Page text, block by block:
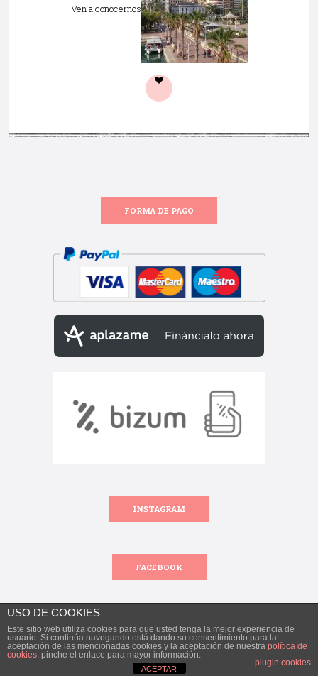
Ven a conocernos
FORMA DE PAGO
INSTAGRAM
FACEBOOK
Todos los derechos reservados.
© 2018 Encantoalicante.com. Todos los derechos reservados.
USO DE COOKIES
Este sitio web utiliza cookies para que usted tenga la mejor experiencia de
usuario. Si continúa navegando está dando su consentimiento para la
aceptación de las mencionadas cookies y la aceptación de nuestra política de
cookies, pinche el enlace para mayor información.
plugin cookies
ACEPTAR